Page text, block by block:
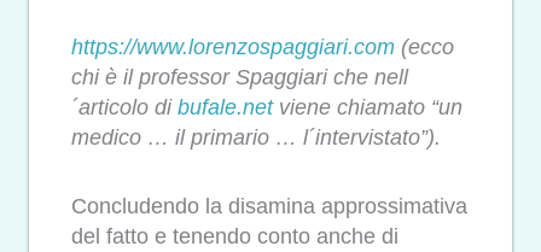
https://www.lorenzospaggiari.com (ecco
chi è il professor Spaggiari che nell
´articolo di bufale.netviene chiamato “un
medico … il primario … l´intervistato”).
Concludendo la disamina approssimativa
del fatto e tenendo conto anche di